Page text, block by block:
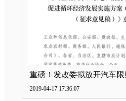
2019-04-17 17:36:07